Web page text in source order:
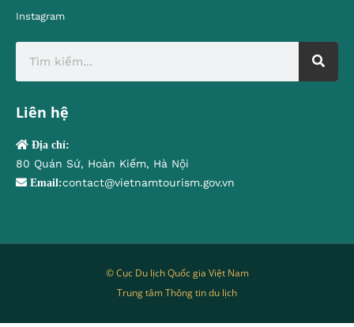
Instagram
Liên hệ
Địa chỉ:
80 Quán Sứ, Hoàn Kiếm, Hà Nội
Email:contact@vietnamtourism.gov.vn
© Cục Du lịch Quốc gia Việt Nam
Trung tâm Thông tin du lịch